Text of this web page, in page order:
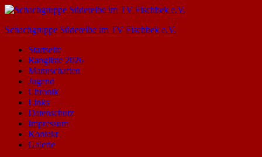
Zum
springen
Schachgruppe Süderelbe im TV Fischbek e.V.
Startseite
Rangliste 2026
Mannschaften
Jugend
Chronik
Links
Datenschutz
Impressum
Kontakt
Galerie